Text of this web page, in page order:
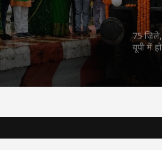
करने
75 जिले,
यूपी में
RSS